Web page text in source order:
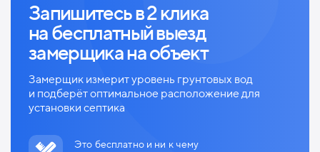
Запишитесь в 2 клика
набесплатный выезд
замерщика на объект
Замерщик измерит уровень грунтовых вод
и подберёт оптимальное расположение для
установки септика
Это бесплатно и ни к чему